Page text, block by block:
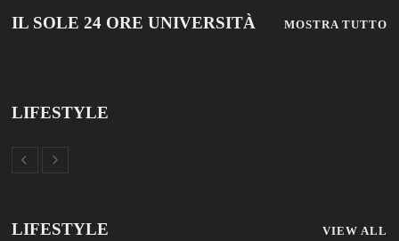
IL SOLE 24 ORE UNIVERSITÀ MOSTRA TUTTO
LIFESTYLE
LIFESTYLE VIEW ALL